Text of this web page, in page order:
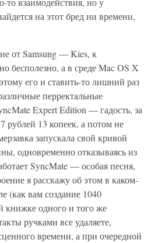
на этот бред ни времени,
от Samsung — Kies, к
бесполезно, а в среде Mac OS X
его и ставить-то лишний раз
перректальные
Expert Edition — гадость, за
рублей 13 копеек, а потом не
запускала свой кривой
одновременно отказываясь из
SyncMate — особая песня,
я расскажу об этом в каком-
(как вам создание 1040
книжке одного и того же
ручками все удаляете,
времени, а при очередной